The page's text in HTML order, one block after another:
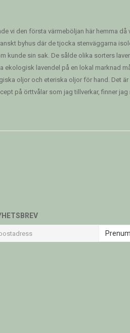
vi den första värmeböljan här hemma då
byhus där de tjocka stenväggarna
kunde sin sak. De sålde olika sorters
ekologisk lavendel på en lokal marknad
oljor och eteriska oljor för hand. Det är
på örttvålar som jag tillverkar, finner jag